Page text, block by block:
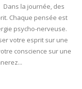
la journée, des
Chaque pensée est
psycho-nerveuse.
votre esprit sur une
conscience sur une